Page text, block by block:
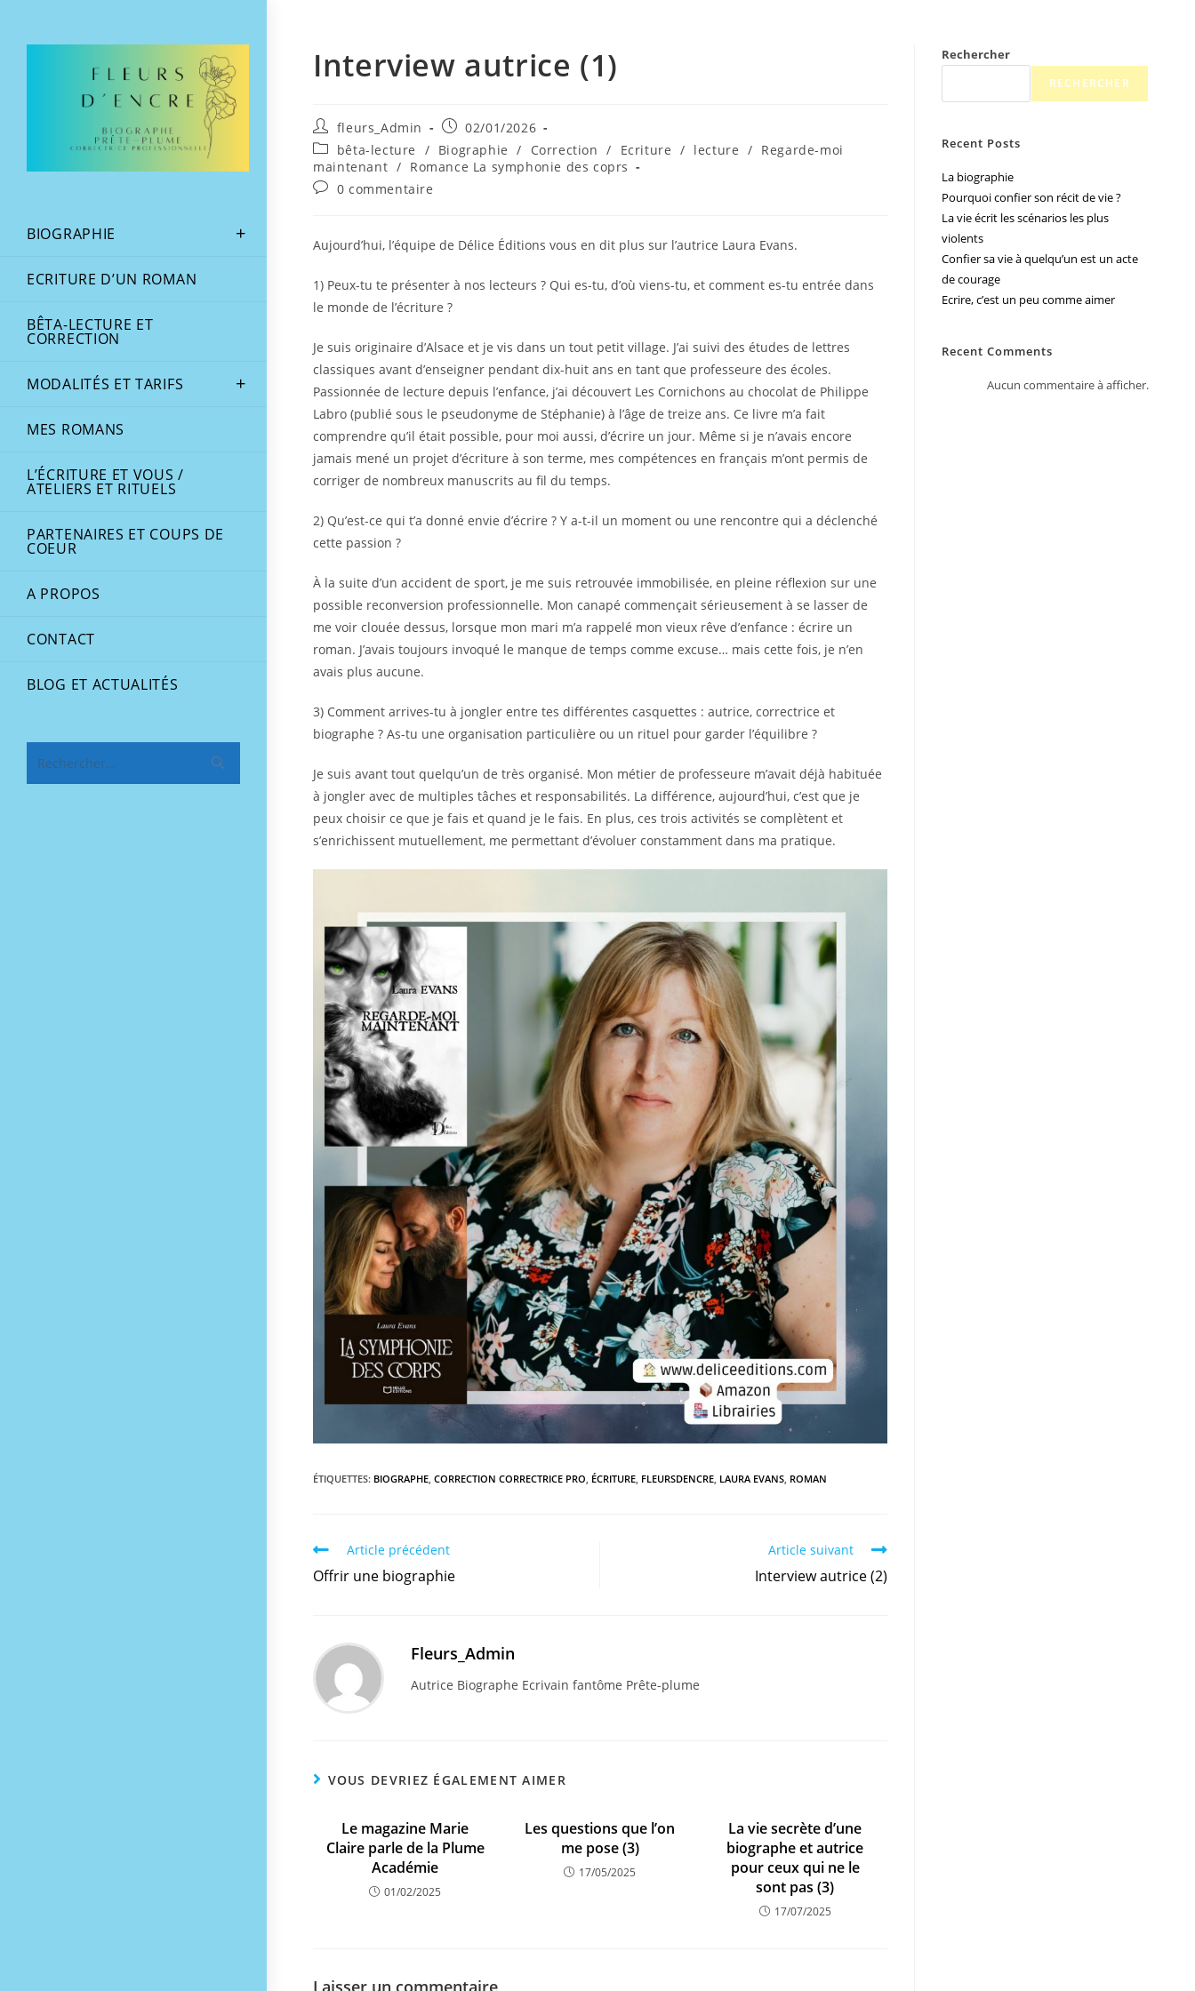
BIOGRAPHIE
ECRITURE D’UN ROMAN
BÊTA-LECTURE ET
CORRECTION
MODALITÉS ET TARIFS
MES ROMANS
L’ÉCRITURE ET VOUS /
ATELIERS ET RITUELS
PARTENAIRES ET COUPS DE
COEUR
A PROPOS
CONTACT
BLOG ET ACTUALITÉS
Rechercher…
Interview autrice (1)
fleurs_Admin
02/01/2026
bêta-lecture
/ Biographie / Correction / Ecriture / lecture / Regarde-moi
maintenant / Romance La symphonie des coprs
0 commentaire
Aujourd’hui, l’équipe de Délice Éditions vous en dit plus sur l’autrice Laura Evans.
1) Peux-tu te présenter à nos lecteurs ? Qui es-tu, d’où viens-tu, et comment es-tu entrée dans
le monde de l’écriture ?
Je suis originaire d’Alsace et je vis dans un tout petit village. J’ai suivi des études de lettres
classiques avant d’enseigner pendant dix-huit ans en tant que professeure des écoles.
Passionnée de lecture depuis l’enfance, j’ai découvert Les Cornichons au chocolat de Philippe
Labro (publié sous le pseudonyme de Stéphanie) à l’âge de treize ans. Ce livre m’a fait
comprendre qu’il était possible, pour moi aussi, d’écrire un jour. Même si je n’avais encore
jamais mené un projet d’écriture à son terme, mes compétences en français m’ont permis de
corriger de nombreux manuscrits au fil du temps.
2) Qu’est-ce qui t’a donné envie d’écrire ? Y a-t-il un moment ou une rencontre qui a déclenché
cette passion ?
À la suite d’un accident de sport, je me suis retrouvée immobilisée, en pleine réflexion sur une
possible reconversion professionnelle. Mon canapé commençait sérieusement à se lasser de
me voir clouée dessus, lorsque mon mari m’a rappelé mon vieux rêve d’enfance : écrire un
roman. J’avais toujours invoqué le manque de temps comme excuse… mais cette fois, je n’en
avais plus aucune.
3) Comment arrives-tu à jongler entre tes différentes casquettes : autrice, correctrice et
biographe ? As-tu une organisation particulière ou un rituel pour garder l’équilibre ?
Je suis avant tout quelqu’un de très organisé. Mon métier de professeure m’avait déjà habituée
à jongler avec de multiples tâches et responsabilités. La différence, aujourd’hui, c’est que je
peux choisir ce que je fais et quand je le fais. En plus, ces trois activités se complètent et
s’enrichissent mutuellement, me permettant d’évoluer constamment dans ma pratique.
ÉTIQUETTES: BIOGRAPHE CORRECTION CORRECTRICE PRO ÉCRITURE FLEURSDENCRE LAURA EVANS ROMAN
Article précédent
Offrir une biographie
Article suivant
Interview autrice (2)
Fleurs_Admin
Autrice Biographe Ecrivain fantôme Prête-plume
VOUS DEVRIEZ ÉGALEMENT AIMER
Le magazine Marie
Claire parle de la Plume
Académie
01/02/2025
Les questions que l’on
me pose (3)
17/05/2025
La vie secrète d’une
biographe et autrice
pour ceux qui ne le
sont pas (3)
17/07/2025
Laisser un commentaire
Rechercher
RECHERCHER
Recent Posts
La biographie
Pourquoi confier son récit de vie ?
La vie écrit les scénarios les plus
violents
Confier sa vie à quelqu’un est un acte
de courage
Ecrire, c’est un peu comme aimer
Recent Comments
Aucun commentaire à afficher.